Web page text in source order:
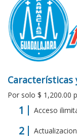
Características
Por solo $ 1,200.00
Acceso